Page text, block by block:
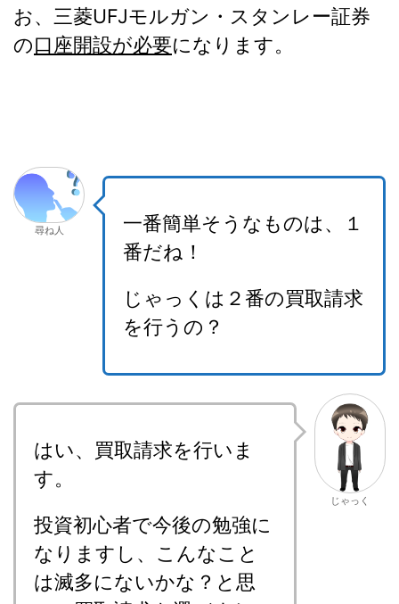
お、三菱UFJモルガン・スタンレー証券
の口座開設が必要になります。
尋ね人
一番簡単そうなものは、１
番だね！
じゃっくは２番の買取請求
を行うの？
はい、買取請求を行いま
す。
投資初心者で今後の勉強に
なりますし、こんなこと
は滅多にないかな？と思
じゃっく